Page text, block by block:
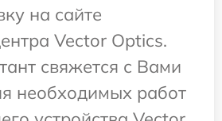
на сайте
Vector Optics.
свяжется с Вами
необходимых работ